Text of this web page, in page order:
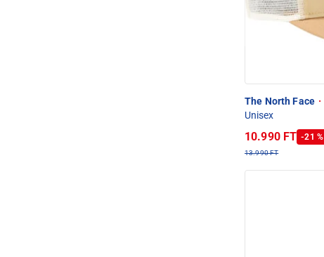
The North Face ·
Unisex
10.990 FT -21 %
13.990 FT